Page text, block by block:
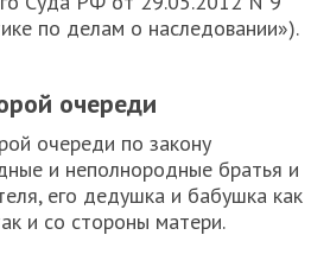
по делам о наследовании»).
очереди
очереди по закону
и неполнородные братья и
его дедушка и бабушка как
и со стороны матери.